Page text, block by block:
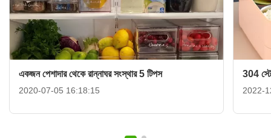
একজন পেশাদার থেকে রান্নাঘর সংস্থার 5 টিপস
2020-07-05 16:18:15
304
2022-